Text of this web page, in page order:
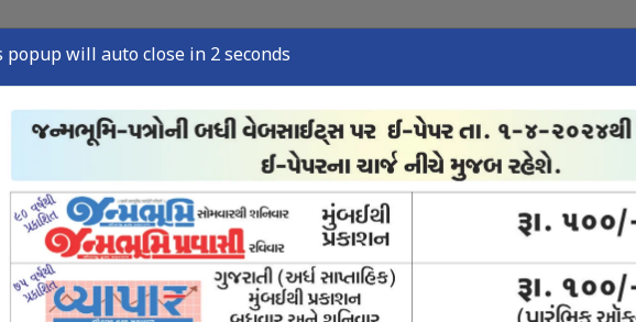
popup will auto close in 2 seconds